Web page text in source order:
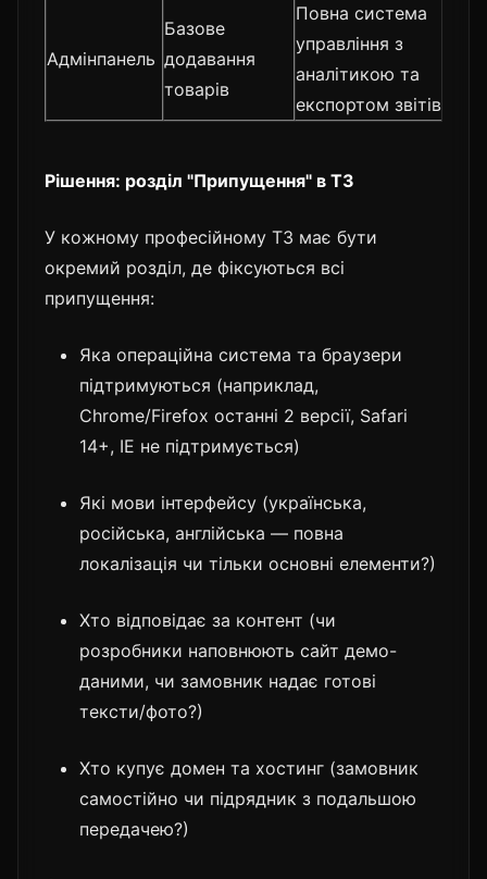
Адмінпанель
Базове
додавання
товарів
Повна система
управління з
аналітикою та
експортом звітів
Рішення: розділ "Припущення" в ТЗ
У кожному професійному ТЗ має бути
окремий розділ, де фіксуються всі
припущення:
Яка операційна система та браузери
підтримуються (наприклад,
Chrome/Firefox останні 2 версії, Safari
14+, IE не підтримується)
Які мови інтерфейсу (українська,
російська, англійська — повна
локалізація чи тільки основні елементи?)
Хто відповідає за контент (чи
розробники наповнюють сайт демо-
даними, чи замовник надає готові
тексти/фото?)
Хто купує домен та хостинг (замовник
самостійно чи підрядник з подальшою
передачею?)